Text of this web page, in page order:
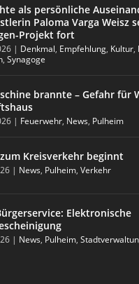
als persönliche
Paloma Varga Weisz
Projekt fort
| Denkmal, Empfehlung, Kultur,
,Synagoge
brannte – Gefahr für
| Feuerwehr, News, Pulheim
Kreisverkehr beginnt
| News, Pulheim,Verkehr
Elektronische
| News, Pulheim,